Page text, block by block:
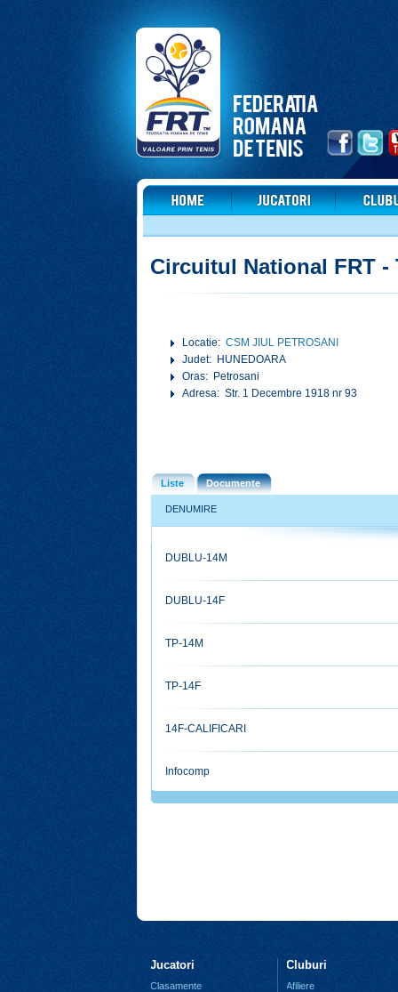
Circuitul National FRT -
Locatie:CSM JIUL PETROSANI
Judet: HUNEDOARA
Oras: Petrosani
Adresa: Str. 1 Decembre 1918 nr 93
Liste Documente
DENUMIRE
DUBLU-14M
DUBLU-14F
TP-14M
TP-14F
14F-CALIFICARI
Infocomp
Jucatori
Clasamente
Cluburi
Afiliere